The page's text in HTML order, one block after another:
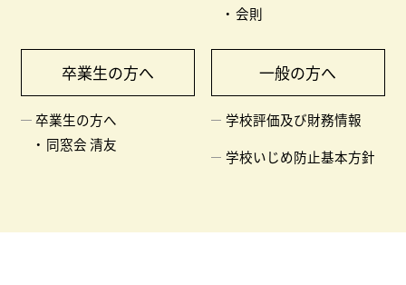
会則
卒業生の方へ
卒業生の方へ
同窓会 清友
一般の方へ
学校評価及び財務情報
学校いじめ防止基本方針